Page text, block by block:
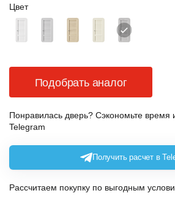
Цвет
Подобрать аналог
Понравилась дверь? Сэкономьте время
Telegram
Получить расчет в
Рассчитаем покупку по выгодным